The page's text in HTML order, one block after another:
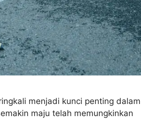
menjadi kunci penting dalam
maju telah memungkinkan